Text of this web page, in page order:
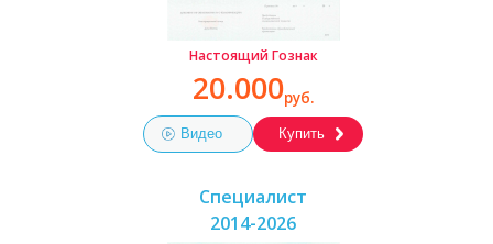
Настоящий Гознак
20.000руб.
Видео Купить
Специалист
2014-2026